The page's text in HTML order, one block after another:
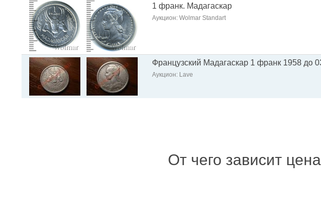
1 франк. Мадагаскар
Аукцион: Wolmar Standart
Французский Мадагаскар 1 франк 1958 до
Аукцион: Lave
От чего зависит